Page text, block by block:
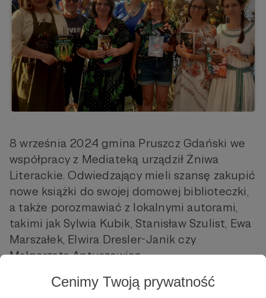
Cenimy Twoją prywatność
8 września 2024 gmina Pruszcz Gdański we
współpracy z Mediateką urządził Żniwa
Literackie. Odwiedzający mieli szansę zakupić
nowe książki do swojej domowej biblioteczki,
a także porozmawiać z lokalnymi autorami,
takimi jak Sylwia Kubik, Stanisław Szulist, Ewa
Marszałek, Elwira Dresler-Janik czy
Małgorzata Antuszewicz.
Wspaniała dożynkowa atmosfera była